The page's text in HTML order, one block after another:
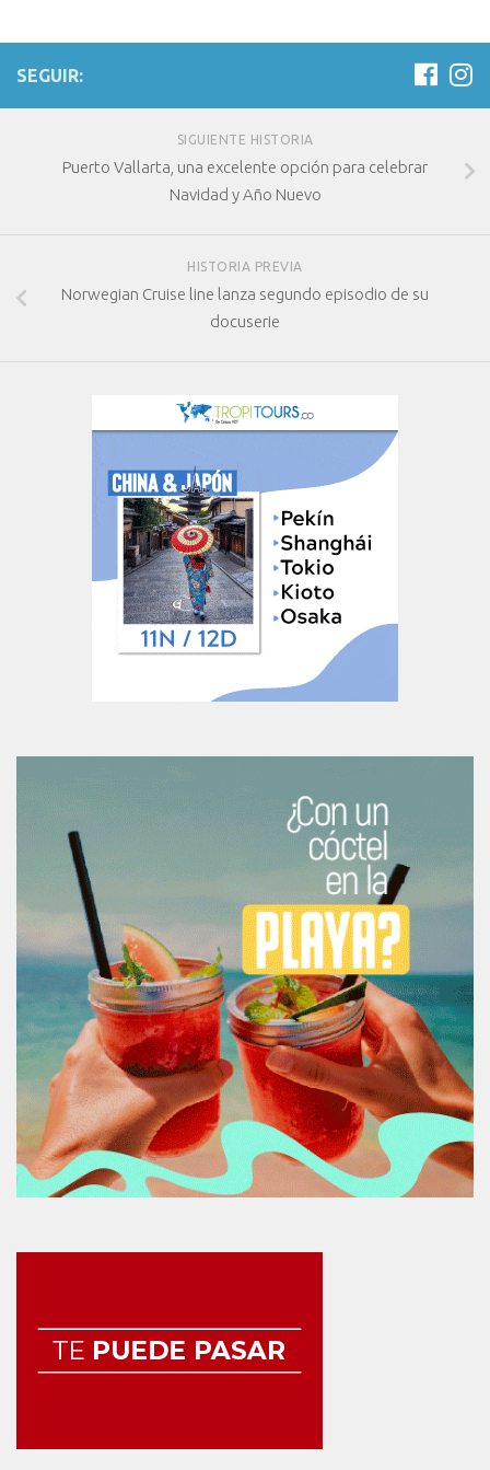
SEGUIR:
SIGUIENTE HISTORIA
Puerto Vallarta, una excelente opción para celebrar
Navidad y Año Nuevo
HISTORIA PREVIA
Norwegian Cruise line lanza segundo episodio de su
docuserie